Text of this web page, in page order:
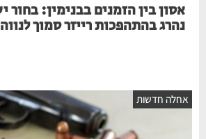
נהרג בהתהפכות רייזר סמוך לנווה ארז
חדשות